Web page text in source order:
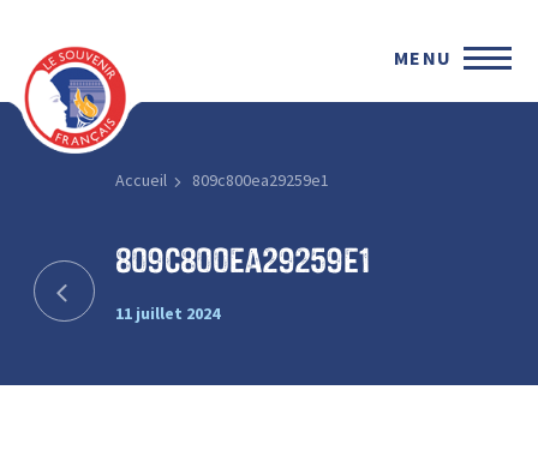
MENU
Accueil 809c800ea29259e1
809c800ea29259e1
11 juillet 2024